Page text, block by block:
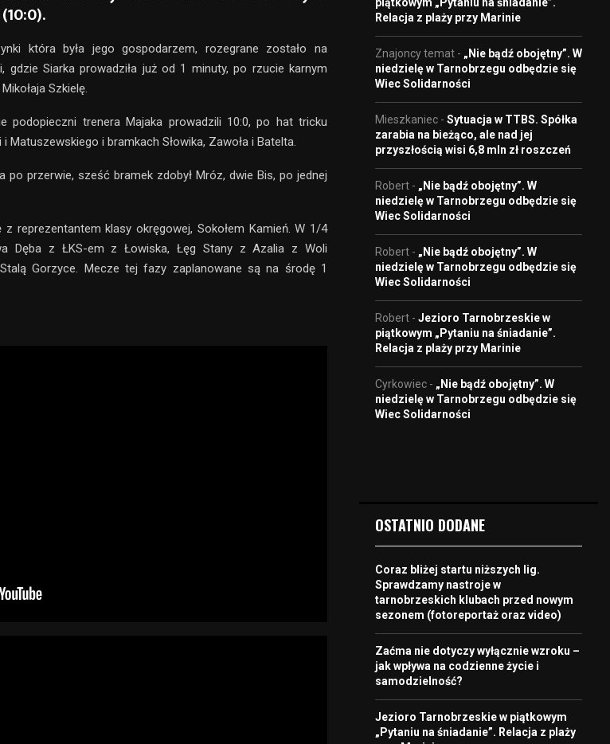
która była jego gospodarzem, rozegrane zostało na
gdzie Siarka prowadziła już od 1 minuty, po rzucie karnym
Szkielę.
podopieczni trenera Majaka prowadzili 10:0, po hat tricku
Matuszewskiego i bramkach Słowika, Zawoła i Batelta.
po przerwie, sześć bramek zdobył Mróz, dwie Bis, po jednej
reprezentantem klasy okręgowej, Sokołem Kamień. W 1/4
Dęba z ŁKS-em z Łowiska, Łęg Stany z Azalia z Woli
Gorzyce. Mecze tej fazy zaplanowane są na środę 1
Relacja z plaży przy Marinie
Znajoncy temat - „Nie bądź obojętny”. W
niedzielę w Tarnobrzegu odbędzie się
Wiec Solidarności
Mieszkaniec - Sytuacja w TTBS. Spółka
zarabia na bieżąco, ale nad jej
przyszłością wisi 6,8 mln zł roszczeń
Robert - „Nie bądź obojętny”. W
niedzielę w Tarnobrzegu odbędzie się
Wiec Solidarności
Robert - „Nie bądź obojętny”. W
niedzielę w Tarnobrzegu odbędzie się
Wiec Solidarności
Robert - Jezioro Tarnobrzeskie w
piątkowym „Pytaniu na śniadanie”.
Relacja z plaży przy Marinie
Cyrkowiec - „Nie bądź obojętny”. W
niedzielę w Tarnobrzegu odbędzie się
Wiec Solidarności
OSTATNIO DODANE
Coraz bliżej startu niższych lig.
Sprawdzamy nastroje w
tarnobrzeskich klubach przed nowym
sezonem (fotoreportaż oraz video)
Zaćma nie dotyczy wyłącznie wzroku –
jak wpływa na codzienne życie i
samodzielność?
Jezioro Tarnobrzeskie w piątkowym
„Pytaniu na śniadanie”. Relacja z plaży